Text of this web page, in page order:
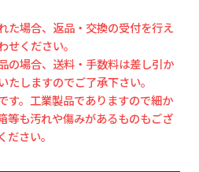
た場合、返品・交換の受付を行え
せください。
の場合、送料・手数料は差し引か
しますのでご了承下さい。
す。工業製品でありますので細か
等も汚れや傷みがあるものもござ
さい。